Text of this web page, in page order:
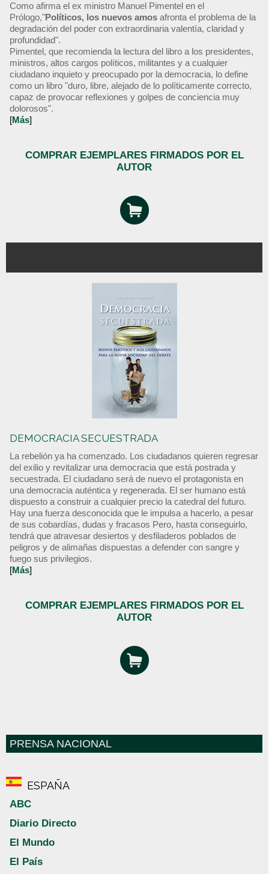
Como afirma el ex ministro Manuel Pimentel en el
Prólogo,"Políticos, los nuevos amos afronta el problema de la
degradación del poder con extraordinaria valentía, claridad y
profundidad".
Pimentel, que recomienda la lectura del libro a los presidentes,
ministros, altos cargos políticos, militantes y a cualquier
ciudadano inquieto y preocupado por la democracia, lo define
como un libro "duro, libre, alejado de lo políticamente correcto,
capaz de provocar reflexiones y golpes de conciencia muy
dolorosos".
[Más]
COMPRAR EJEMPLARES FIRMADOS POR EL
AUTOR
DEMOCRACIA SECUESTRADA
La rebelión ya ha comenzado. Los ciudadanos quieren regresar
del exilio y revitalizar una democracia que está postrada y
secuestrada. El ciudadano será de nuevo el protagonista en
una democracia auténtica y regenerada. El ser humano está
dispuesto a construir a cualquier precio la catedral del futuro.
Hay una fuerza desconocida que le impulsa a hacerlo, a pesar
de sus cobardías, dudas y fracasos Pero, hasta conseguirlo,
tendrá que atravesar desiertos y desfiladeros poblados de
peligros y de alimañas dispuestas a defender con sangre y
fuego sus privilegios.
[Más]
COMPRAR EJEMPLARES FIRMADOS POR EL
AUTOR
PRENSA NACIONAL
ESPAÑA
ABC
Diario Directo
El Mundo
El País